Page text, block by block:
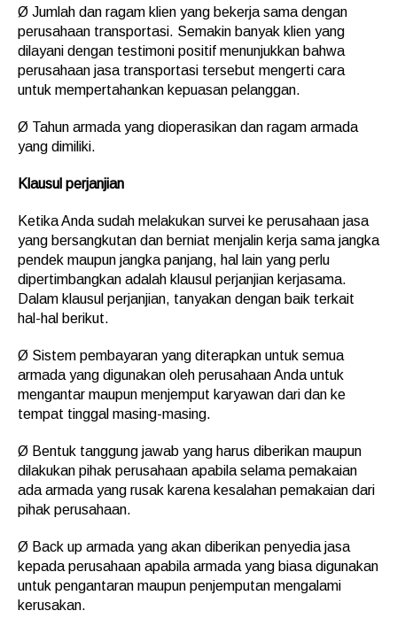
Ø Jumlah dan ragam klien yang bekerja sama dengan
perusahaan transportasi. Semakin banyak klien yang
dilayani dengan testimoni positif menunjukkan bahwa
perusahaan jasa transportasi tersebut mengerti cara
untuk mempertahankan kepuasan pelanggan.
Ø Tahun armada yang dioperasikan dan ragam armada
yang dimiliki.
Klausul perjanjian
Ketika Anda sudah melakukan survei ke perusahaan jasa
yang bersangkutan dan berniat menjalin kerja sama jangka
pendek maupun jangka panjang, hal lain yang perlu
dipertimbangkan adalah klausul perjanjian kerjasama.
Dalam klausul perjanjian, tanyakan dengan baik terkait
hal-hal berikut.
Ø Sistem pembayaran yang diterapkan untuk semua
armada yang digunakan oleh perusahaan Anda untuk
mengantar maupun menjemput karyawan dari dan ke
tempat tinggal masing-masing.
Ø Bentuk tanggung jawab yang harus diberikan maupun
dilakukan pihak perusahaan apabila selama pemakaian
ada armada yang rusak karena kesalahan pemakaian dari
pihak perusahaan.
Ø Back up armada yang akan diberikan penyedia jasa
kepada perusahaan apabila armada yang biasa digunakan
untuk pengantaran maupun penjemputan mengalami
kerusakan.